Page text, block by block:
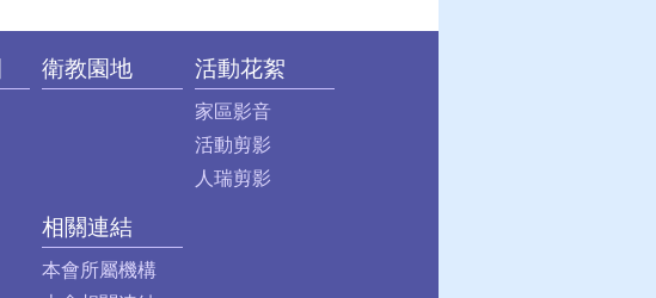
衛教園地 活動花絮
家區影音
活動剪影
人瑞剪影
相關連結
本會所屬機構